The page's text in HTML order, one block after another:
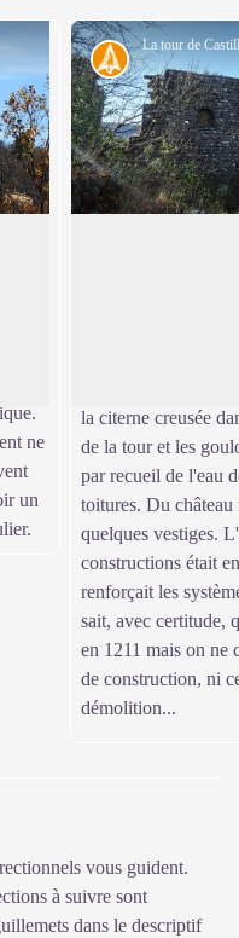
ne
un
Histoire
la citerne creusée
de la tour et les
par recueil de l'eau
toitures. Du château
quelques vestiges.
constructions était
renforçait les
sait, avec certitude,
en 1211 mais on ne
de construction, ni
démolition...
vous guident.
à suivre sont
dans le descriptif